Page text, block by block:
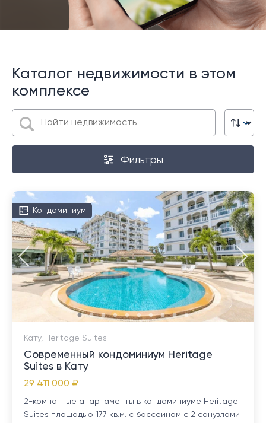
Каталог недвижимости в этом
комплексе
Фильтры
Кондоминиум
Кату, Heritage Suites
Современный кондоминиум Heritage
Suites в Кату
29 411 000 ₽
2-комнатные апартаменты в кондоминиуме Heritage
Suites площадью 177 кв.м. с бассейном с 2 санузлами